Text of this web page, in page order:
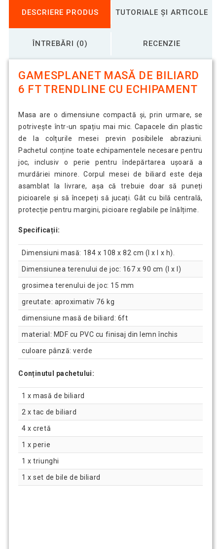
DESCRIERE PRODUS TUTORIALE ȘI ARTICOLE
ÎNTREBĂRI (0) RECENZIE
GAMESPLANET MASĂ DE BILIARD
6 FT TRENDLINE CU ECHIPAMENT
Masa are o dimensiune compactă și, prin urmare, se
potrivește într-un spațiu mai mic. Capacele din plastic
de la colțurile mesei previn posibilele abraziuni.
Pachetul conține toate echipamentele necesare pentru
joc, inclusiv o perie pentru îndepărtarea ușoară a
murdăriei minore. Corpul mesei de biliard este deja
asamblat la livrare, așa că trebuie doar să puneți
picioarele și să începeți să jucați. Gât cu bilă centrală,
protecție pentru margini, picioare reglabile pe înălțime.
Specificații:
Dimensiuni masă: 184 x 108 x 82 cm (l x l x h).
Dimensiunea terenului de joc: 167 x 90 cm (l x l)
grosimea terenului de joc: 15 mm
greutate: aproximativ 76 kg
dimensiune masă de biliard: 6ft
material: MDF cu PVC cu finisaj din lemn închis
culoare pânză: verde
Conținutul pachetului:
1 x masă de biliard
2 x tac de biliard
4 x cretă
1 x perie
1 x triunghi
1 x set de bile de biliard